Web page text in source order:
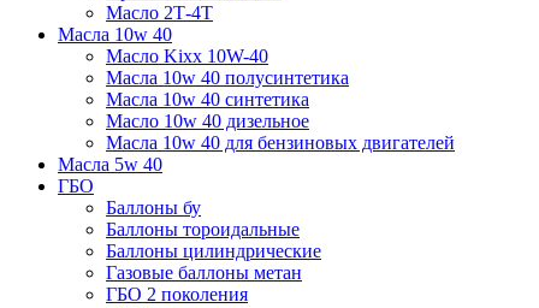
Масло 2Т-4Т
Масла 10w 40
Mасло Kixx 10W-40
Масла 10w 40 полусинтетика
Масла 10w 40 синтетика
Масло 10w 40 дизельное
Масла 10w 40 для бензиновых двигателей
Масла 5w 40
ГБО
Баллоны бу
Баллоны тороидальные
Баллоны цилиндрические
Газовые баллоны метан
ГБО 2 поколения